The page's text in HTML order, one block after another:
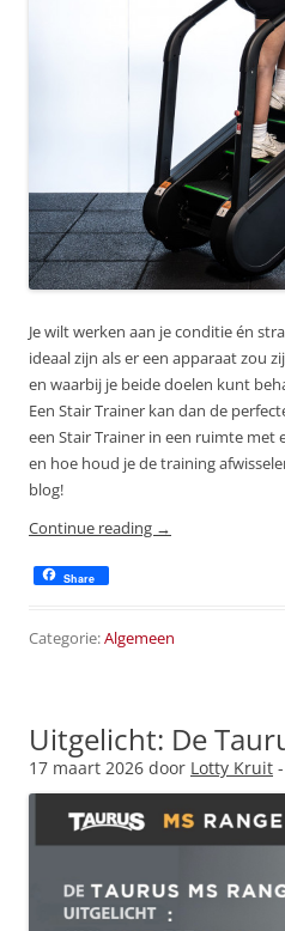
Je wilt werken aan je conditie én
ideaal zijn als er een apparaat zou
en waarbij je beide doelen kunt
Een Stair Trainer kan dan de
een Stair Trainer in een ruimte
en hoe houd je de training
blog!
Continue reading →
Share
Categorie:Algemeen
Uitgelicht: De
17 maart 2026 door Lotty Kruit -